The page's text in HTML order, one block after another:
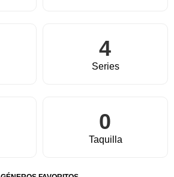
4
Series
0
Taquilla